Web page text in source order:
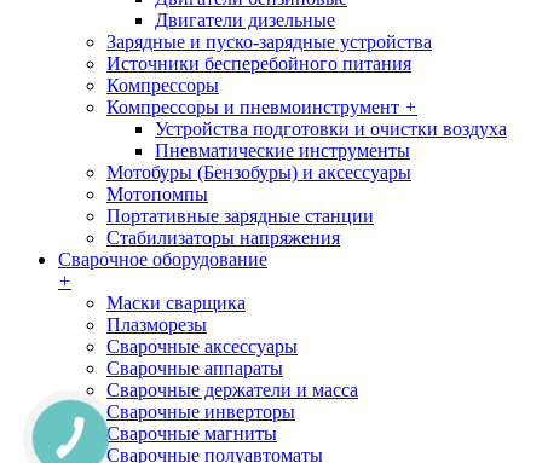
Двигатели дизельные
Зарядные и пуско-зарядные устройства
Источники бесперебойного питания
Компрессоры
Компрессоры и пневмоинструмент +
Устройства подготовки и очистки воздуха
Пневматические инструменты
Мотобуры (Бензобуры) и аксессуары
Мотопомпы
Портативные зарядные станции
Стабилизаторы напряжения
Сварочное оборудование
+
Маски сварщика
Плазморезы
Сварочные аксессуары
Сварочные аппараты
Сварочные держатели и масса
Сварочные инверторы
Сварочные магниты
Сварочные полуавтоматы